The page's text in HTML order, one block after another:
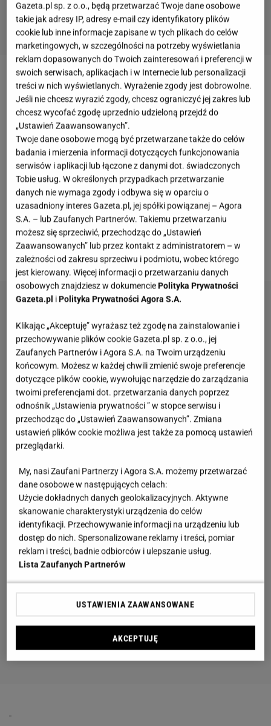
Szklane ptaki nad głowami kupujących
Pod ogromną przeszkloną kopułą przy głównym
wejściu do Dubai Mall, w świeżo odnowionej części o
nazwie The District w powietrzu unosi się chmara
setek szklanych ptaków. Gdyby przyjrzeć im się z
bliska, można by docenić rzemieślniczy kunszt,
którego wymagało ich wykonanie w technice szkła
fusingowego [materiał podgrzewa się w piecu i
formuje na gorących, otwartych formach, przyp.
red.].
Gazeta.pl sp. z o.o., będą przetwarzać Twoje dane osobowe
takie jak adresy IP, adresy e-mail czy identyfikatory plików
cookie lub inne informacje zapisane w tych plikach do celów
marketingowych, w szczególności na potrzeby wyświetlania
reklam dopasowanych do Twoich zainteresowań i preferencji w
swoich serwisach, aplikacjach i w Internecie lub personalizacji
treści w nich wyświetlanych. Wyrażenie zgody jest dobrowolne.
Jeśli nie chcesz wyrazić zgody, chcesz ograniczyć jej zakres lub
chcesz wycofać zgodę uprzednio udzieloną przejdź do
„Ustawień Zaawansowanych”.
Twoje dane osobowe mogą być przetwarzane także do celów
badania i mierzenia informacji dotyczących funkcjonowania
serwisów i aplikacji lub łączone z danymi dot. świadczonych
Tobie usług. W określonych przypadkach przetwarzanie
danych nie wymaga zgody i odbywa się w oparciu o
uzasadniony interes Gazeta.pl, jej spółki powiązanej – Agora
S.A. – lub Zaufanych Partnerów. Takiemu przetwarzaniu
możesz się sprzeciwić, przechodząc do „Ustawień
Zaawansowanych” lub przez kontakt z administratorem – w
zależności od zakresu sprzeciwu i podmiotu, wobec którego
jest kierowany. Więcej informacji o przetwarzaniu danych
osobowych znajdziesz w dokumenciePolityka Prywatności
Gazeta.pl iPolityka Prywatności Agora S.A.
Klikając „Akceptuję” wyrażasz też zgodę na zainstalowanie i
przechowywanie plików cookie Gazeta.pl sp. z o.o., jej
Zaufanych Partnerów i Agora S.A. na Twoim urządzeniu
końcowym. Możesz w każdej chwili zmienić swoje preferencje
dotyczące plików cookie, wywołując narzędzie do zarządzania
twoimi preferencjami dot. przetwarzania danych poprzez
odnośnik „Ustawienia prywatności ” w stopce serwisu i
przechodząc do „Ustawień Zaawansowanych”. Zmiana
ustawień plików cookie możliwa jest także za pomocą ustawień
przeglądarki.
My, nasi Zaufani Partnerzy i Agora S.A. możemy przetwarzać
dane osobowe w następujących celach:
Użycie dokładnych danych geolokalizacyjnych. Aktywne
skanowanie charakterystyki urządzenia do celów
identyfikacji. Przechowywanie informacji na urządzeniu lub
dostęp do nich. Spersonalizowane reklamy i treści, pomiar
reklam i treści, badnie odbiorców i ulepszanie usług.
Lista Zaufanych Partnerów
USTAWIENIA ZAAWANSOWANE
AKCEPTUJĘ